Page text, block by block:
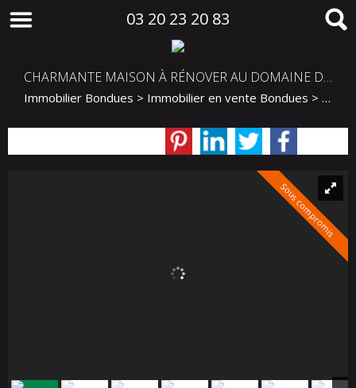
03 20 23 20 83
CHARMANTE MAISON À RÉNOVER AU DOMAINE DE LA VIGNE
Immobilier Bondues > Immobilier en vente Bondues >
Sous compromis